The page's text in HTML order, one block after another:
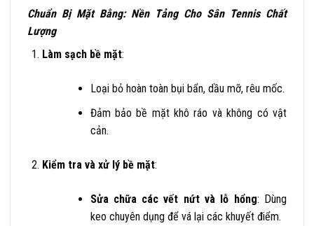
Chuẩn Bị Mặt Bằng: Nền Tảng Cho Sân Tennis Chất
Lượng
Làm sạch bề mặt:
Loại bỏ hoàn toàn bụi bẩn, dầu mỡ, rêu mốc.
Đảm bảo bề mặt khô ráo và không có vật
cản.
Kiểm tra và xử lý bề mặt:
Sửa chữa các vết nứt và lỗ hổng: Dùng
keo chuyên dụng để vá lại các khuyết điểm.